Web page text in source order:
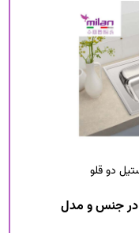
دو قلو
در جنس و مدل